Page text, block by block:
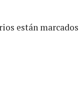
están marcados